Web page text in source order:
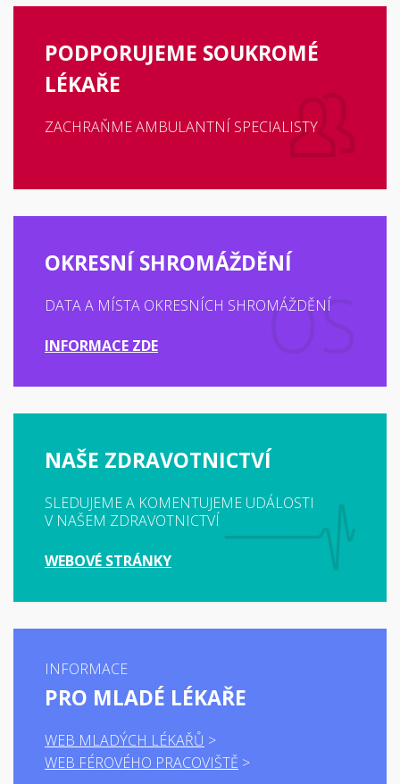
PODPORUJEME SOUKROMÉ
LÉKAŘE
ZACHRAŇME AMBULANTNÍ SPECIALISTY
OKRESNÍ SHROMÁŽDĚNÍ
DATA A MÍSTA OKRESNÍCH SHROMÁŽDĚNÍ
INFORMACE ZDE
NAŠE ZDRAVOTNICTVÍ
SLEDUJEME A KOMENTUJEME UDÁLOSTI
V NAŠEM ZDRAVOTNICTVÍ
WEBOVÉ STRÁNKY
INFORMACE
PRO MLADÉ LÉKAŘE
WEB MLADÝCH LÉKAŘŮ
WEB FÉROVÉHO PRACOVIŠTĚ